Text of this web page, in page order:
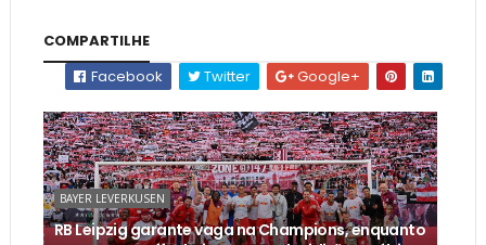
COMPARTILHE
Facebook
Twitter Google+
BAYER LEVERKUSEN
RB Leipzig garante vaga na Champions, enquanto